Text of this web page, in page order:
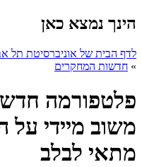
הינך נמצא כאן
לדף הבית של אוניברסיטת תל
» חדשות המחקרים
פלטפורמה
משוב מיידי על
מתאי לבלב